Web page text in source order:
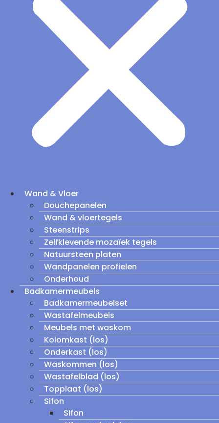
Wand & Vloer
Douchepanelen
Wand & vloertegels
Steenstrips
Zelfklevende mozaïek tegels
Natuursteen platen
Wandpanelen profielen
Onderhoud
Badkamermeubels
Badkamermeubelset
Wastafelmeubels
Meubels met waskom
Kolomkast (los)
Onderkast (los)
Waskommen (los)
Wastafelblad (los)
Topplaat (los)
Sifon
Sifon